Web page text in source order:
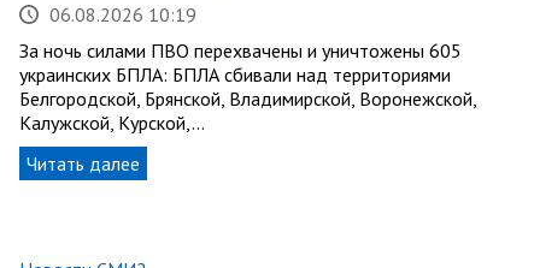
06.08.2026 10:19
За ночь силами ПВО перехвачены и уничтожены 605
украинских БПЛА: БПЛА сбивали над территориями
Белгородской, Брянской, Владимирской, Воронежской,
Калужской, Курской,…
Читать далее